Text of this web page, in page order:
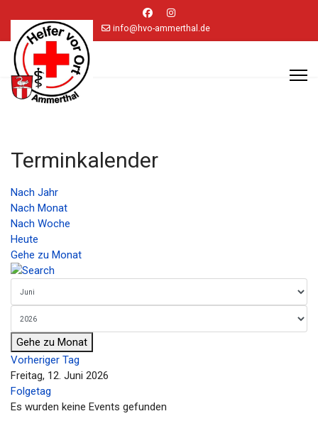
info@hvo-ammerthal.de
Terminkalender
Nach Jahr
Nach Monat
Nach Woche
Heute
Gehe zu Monat
Gehe zu Monat
Vorheriger Tag
Freitag, 12. Juni 2026
Folgetag
Es wurden keine Events gefunden